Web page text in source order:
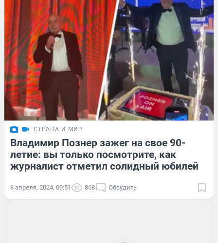
СТРАНА И МИР
Владимир Познер зажег на свое 90-
летие: вы только посмотрите, как
журналист отметил солидный юбилей
8 апреля, 2024, 09:51 868 Обсудить